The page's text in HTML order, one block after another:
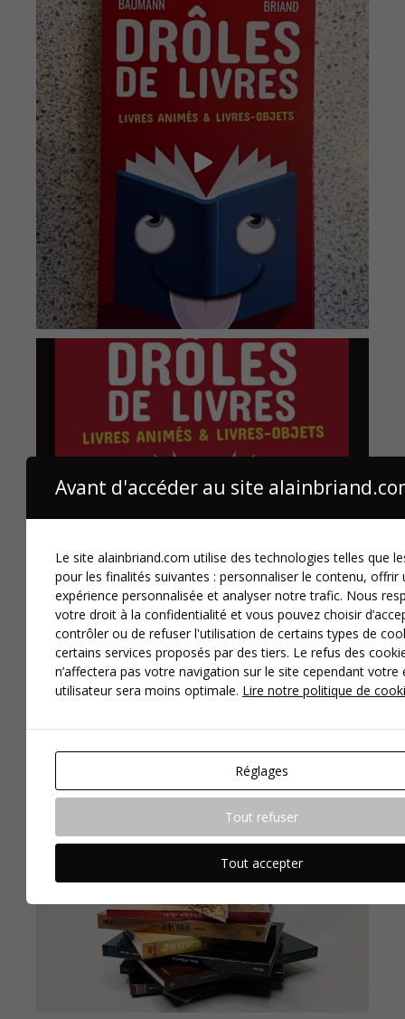
Avant d'accéder au site
Le site alainbriand.com utilise des technologies telles que
pour les finalités suivantes : personnaliser le contenu, offrir
expérience personnalisée et analyser notre trafic. Nous
votre droit à la confidentialité et vous pouvez choisir
contrôler ou de refuser l'utilisation de certains types de
certains services proposés par des tiers. Le refus des
n’affectera pas votre navigation sur le site cependant votre
utilisateur sera moins optimale. Lire notre politique de
Réglages
Tout refuser
Tout accepter